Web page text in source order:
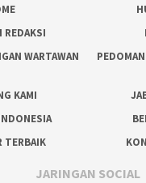
REDAKSI
WARTAWAN
KAMI
TERBAIK
JARINGAN SOCIAL